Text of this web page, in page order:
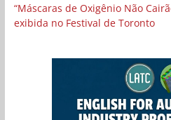
“Máscaras de Oxigênio Não
exibida no Festival de Toronto